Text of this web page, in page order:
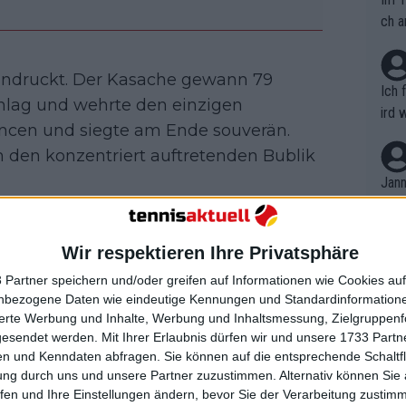
Wir respektieren Ihre Privatsphäre
Partner speichern und/oder greifen auf Informationen wie Cookies
Daten wie eindeutige Kennungen und
Werbung und Inhalte, Werbung und Inhaltsmessung,
werden. Mit Ihrer Erlaubnis dürfen wir und unsere 1733
und Kenndaten abfragen. Sie können auf die entsprechende
durch uns und unsere Partner zuzustimmen. Alternativ können Sie
und Ihre Einstellungen ändern, bevor Sie der Verarbeitung
Der Kasache gewann 79
und wehrte den einzigen
und siegte am Ende souverän.
den konzentriert auftretenden Bublik
Moutet klar,dass er derzeit gar
verzichtete auf Gegenangriffe.
zu konzentrieren. Ich glaube
ch
Ich
ird
r in
em
t,
B.
on
n
nt.